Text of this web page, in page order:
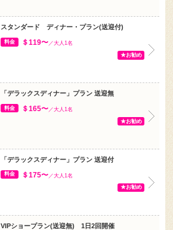
スタンダード ディナー・プラン(送迎付)
料金 ＄119〜／大人1名
★お勧め
「デラックスディナー」プラン 送迎無
料金 ＄165〜 ／大人1名
★お勧め
「デラックスディナー」プラン 送迎付
料金 ＄175〜 ／大人1名
★お勧め
VIPショープラン(送迎無) 1日2回開催